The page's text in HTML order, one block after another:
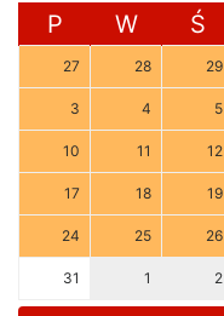
P W Ś
27 28 29
3 4 5
10 11 12
17 18 19
24 25 26
31 1 2